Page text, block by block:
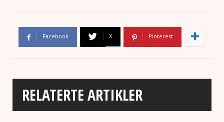
Facebook X Pinterest
RELATERTE ARTIKLER